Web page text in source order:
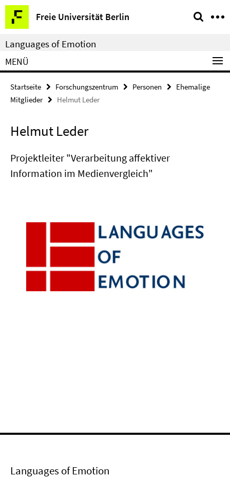
Springe
direkt
zu
Inhalt
Freie Universität Berlin
Service-
Navigation
Languages of Emotion
MENÜ
Startseite Forschungszentrum Personen
Ehemalige
Mitglieder
Helmut Leder
Helmut Leder
Projektleiter "Verarbeitung affektiver
Information im Medienvergleich"
Languages of Emotion